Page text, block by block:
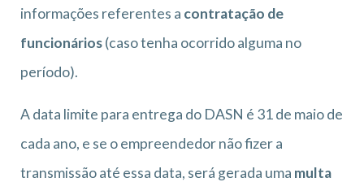
informações referentes a contratação de
funcionários(caso tenha ocorrido alguma no
período).
A data limite para entrega do DASN é 31 de maio de
cada ano, e se o empreendedor não fizer a
transmissão até essa data, será gerada uma multa